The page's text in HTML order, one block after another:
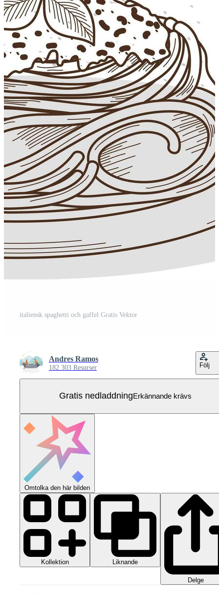
italiensk spaghetti och gaffel Gratis Vektor
Andres Ramos
182 303 Resurser Följ
Gratis nedladdningErkännande krävs
Omtolka den här bilden
Kollektion Liknande
Delge